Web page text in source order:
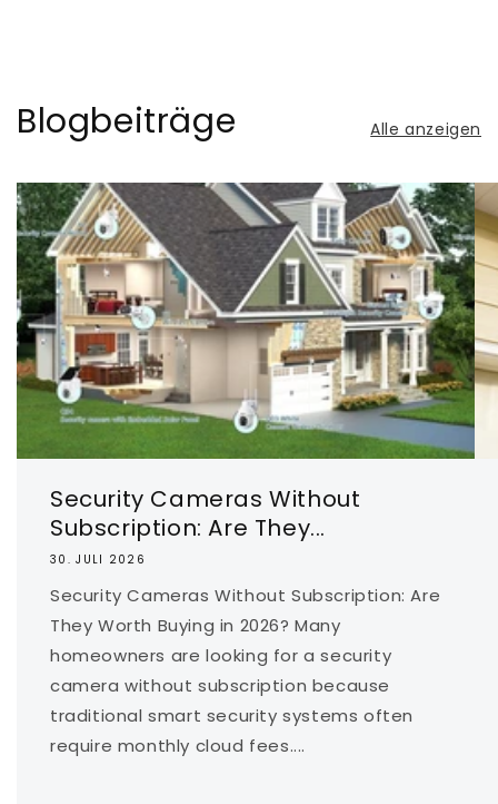
Blogbeiträge Alle anzeigen
Security Cameras Without
Subscription: Are They...
30. JULI 2026
Security Cameras Without Subscription: Are
They Worth Buying in 2026? Many
homeowners are looking for a security
camera without subscription because
traditional smart security systems often
require monthly cloud fees....